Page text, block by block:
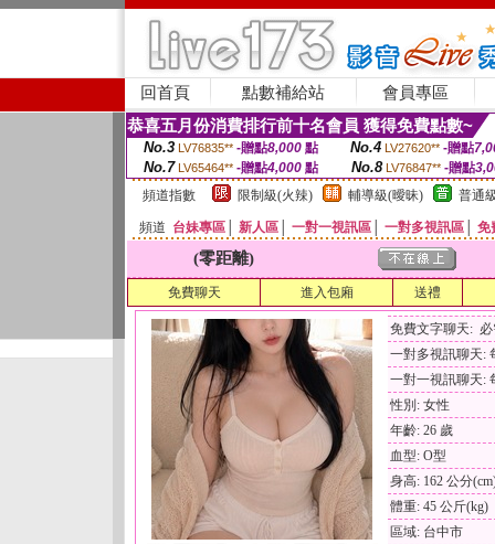
回首頁 點數補給站 會員專區
恭喜五月份消費排行前十名會員 獲得免費點數~
No.3 LV76835** -贈點8,000點 No.4 LV27620** -贈點
No.7 LV65464** -贈點4,000 點 No.8 LV76847** -贈點
頻道指數
限制級(火辣) 輔導級(曖昧) 普通
頻道 台妹專區 新人區 一對一視訊區 一對多視訊區 免
(零距離)
免費聊天 進入包廂 送禮
免費文字聊天:
一對多視訊聊天:
一對一視訊聊天:
性別: 女性
年齡: 26 歲
血型: O型
身高: 162 公分
體重: 45 公斤(kg)
區域: 台中市